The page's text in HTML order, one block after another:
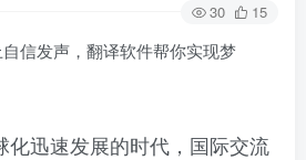
30 15
信发声，翻译软件帮你实现梦
化迅速发展的时代，国际交流